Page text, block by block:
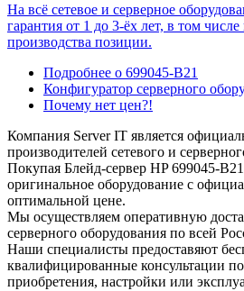
На всё сетевое и серверное
гарантия от 1 до 3-ёх лет, в том
производства позиции.
Подробнее о 699045-B21
Конфигуратор серверного
Почему нет цен?!
Компания Server IT является
производителей сетевого и
Покупая Блейд-сервер HP 699045-
оригинальное оборудование с
оптимальной цене.
Мы осуществляем оперативную
серверного оборудования по всей
Наши специалисты предоставяют
квалифицированные консультации
приобретения, настройки или